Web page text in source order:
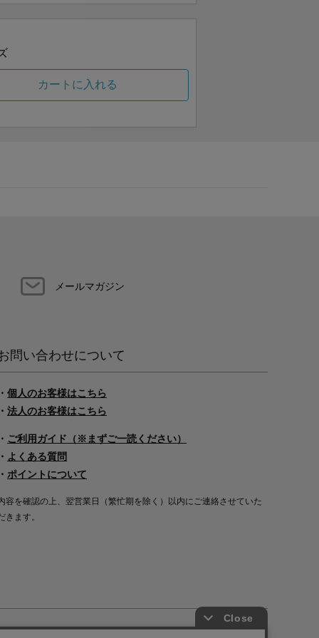
カートに入れる
メールマガジン
問い合わせについて
・ 個人のお客様はこちら
・ 法人のお客様はこちら
・ ご利用ガイド（※まずご一読ください）
・ よくある質問
・ ポイントについて
容を確認の上、翌営業日（繁忙期を除く）以内にご連絡させていた
きます。